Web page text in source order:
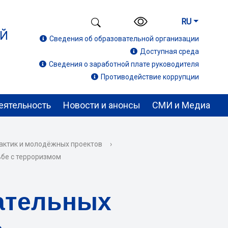
RU
Сведения об образовательной организации
Доступная среда
Сведения о заработной плате руководителя
Противодействие коррупции
Новости и анонсы СМИ и Медиа
и молодёжных проектов
›
с терроризмом